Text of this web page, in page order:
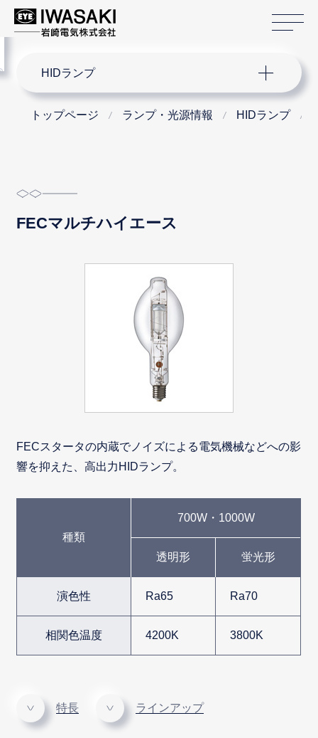
HIDランプ
トップページ ランプ・光源情報 HIDランプ
FECマルチハイエース
FECスタータの内蔵でノイズによる電気機械などへの影
響を抑えた、高出力HIDランプ。
種類
700W・1000W
透明形 蛍光形
演色性 Ra65 Ra70
相関色温度 4200K 3800K
特長 ラインアップ
menu